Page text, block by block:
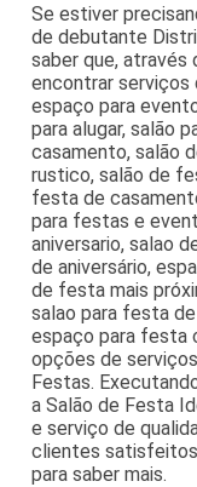
Se estiver
de debutante
saber que, através
encontrar serviços
espaço para
para alugar, salão
casamento, salão
rustico, salão de
festa de
para festas e
aniversario, salao
de aniversário,
de festa mais
salao para festa
espaço para festa
opções de
Festas.
a Salão de Festa
e serviço de
clientes
para saber mais.